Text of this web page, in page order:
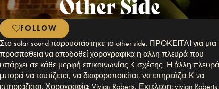
FOLLOW
Στο sofar sound παρουσιάστηκε το other side. ΠΡΟΚΕΙΤΑΙ για μια
προσπαθεια να αποδοθεί χορογραφικα η αλλη πλευρά που
υπάρχει σε κάθε μορφή επικοινωνίας Κ σχέσης. Η άλλη πλευρά
μπορεί να ταυτίζεται, να διαφοροποιείται, να επηρεάζει Κ να
επηρεάζεται. Χορογραφία: Vivian Roberts. Εκτελεση: vivian Roberts